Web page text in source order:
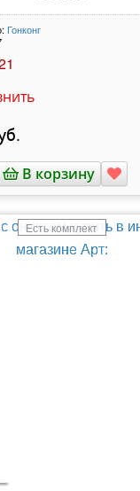
Гонконг
В корзину
Есть комплект